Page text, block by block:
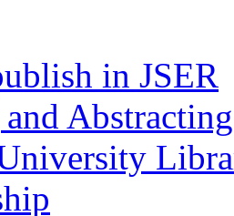
in JSER
Abstracting